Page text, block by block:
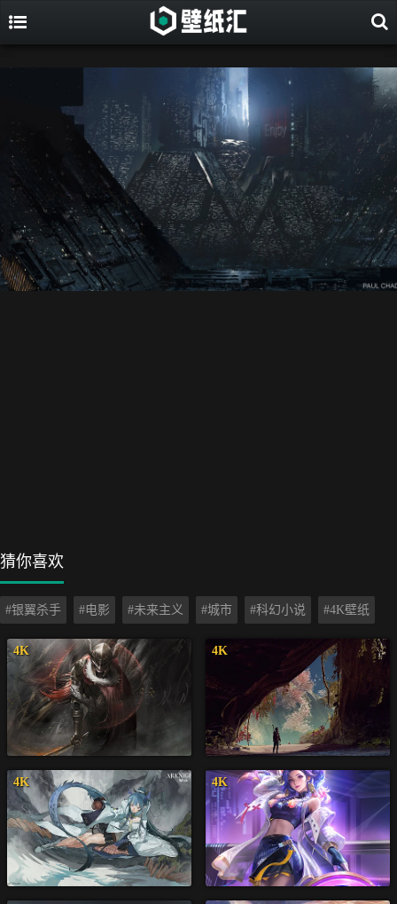
猜你喜欢
#银翼杀手 #电影 #未来主义 #城市 #科幻小说 #4K壁纸
4K 4K
4K 4K